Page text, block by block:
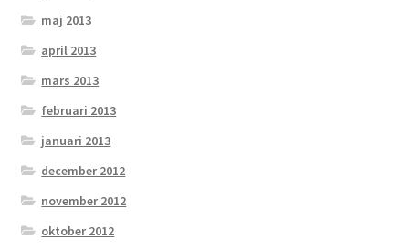
maj 2013
april 2013
mars 2013
februari 2013
januari 2013
december 2012
november 2012
oktober 2012